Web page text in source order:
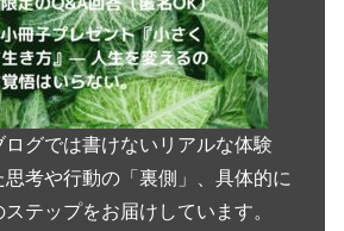
ログでは書けないリアルな体験
考や行動の「裏側」、具体的に
テップをお届けしています。